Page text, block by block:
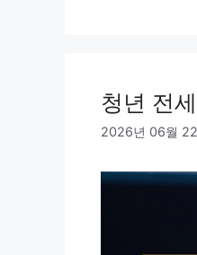
청년 전
2026년 06월